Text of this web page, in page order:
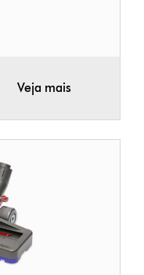
Veja mais